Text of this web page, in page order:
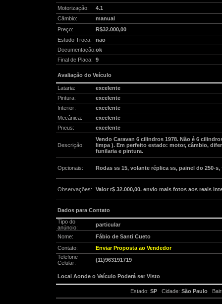
Motorização:
4.1
Câmbio:
manual
Preço:
R$32.000,00
Estudo Troca:
nao
Documentação:ok
Final de Placa: 9
Avaliação do Veículo
Lataria:
excelente
Pintura:
excelente
Interior:
excelente
Mecânica:
excelente
Pneus:
excelente
Descrição:
Vendo Caravan 6 cilindros 1978. Não é 6
limpa ). Em perfeito estado: motor, câmbio,
funilaria e pintura.
Opcionais: Rodas ss 15, volante réplica ss, painel do 250-
Observações: Valor r$ 32.000,00. envio mais fotos aos reais
Dados para Contato
Tipo do
anúncio:
particular
Nome:
Fábio de Santi Cueto
Contato:
Enviar Proposta ao Vendedor
Telefone
Celular:
(11)963191719
Local Aonde o Veículo Poderá ser Visto
Estado: SP Cidade: São Paulo